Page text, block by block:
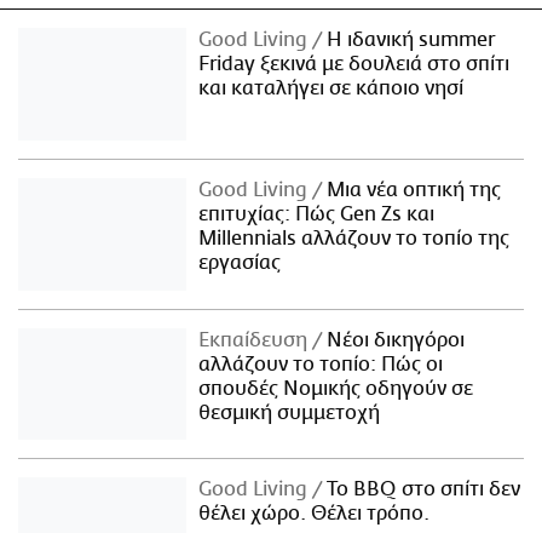
Good Living
Η ιδανική summer
Friday ξεκινά με δουλειά στο σπίτι
και καταλήγει σε κάποιο νησί
Good Living
Μια νέα οπτική της
επιτυχίας: Πώς Gen Zs και
Millennials αλλάζουν το τοπίο της
εργασίας
Εκπαίδευση
Νέοι δικηγόροι
αλλάζουν το τοπίο: Πώς οι
σπουδές Νομικής οδηγούν σε
θεσμική συμμετοχή
Good Living
Το BBQ στο σπίτι δεν
θέλει χώρο. Θέλει τρόπο.